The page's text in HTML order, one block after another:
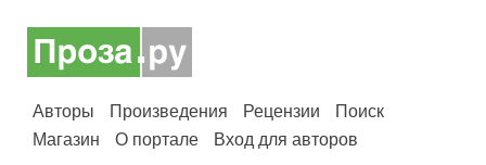
Авторы Произведения Рецензии
Поиск
Магазин
О портале Вход для авторов